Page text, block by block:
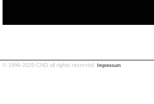
© 1996-2025 CND all rights reserved Impressum